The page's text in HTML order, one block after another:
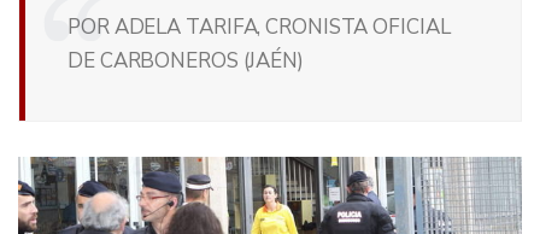
POR ADELA TARIFA, CRONISTA OFICIAL
DE CARBONEROS (JAÉN)